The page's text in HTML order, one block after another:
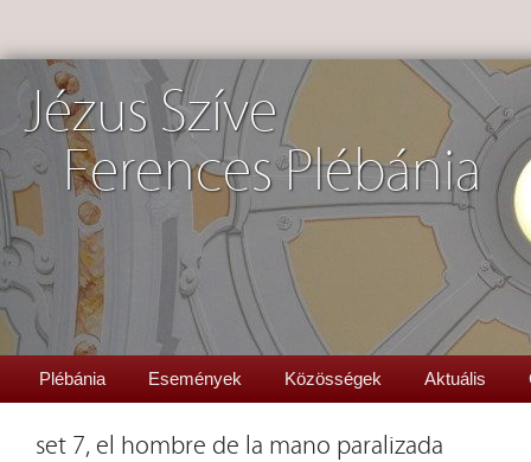
Jézus Szíve
Ferences Plébánia
Plébánia Események Közösségek Aktuális
set 7, el hombre de la mano paralizada